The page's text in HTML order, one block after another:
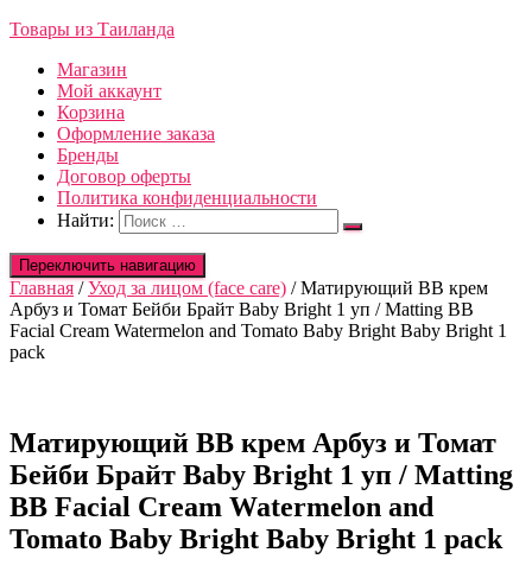
Товары из Таиланда
Магазин
Мой аккаунт
Корзина
Оформление заказа
Бренды
Договор оферты
Политика конфиденциальности
Найти:
Переключить навигацию
Главная /Уход за лицом (face care) / Матирующий ВВ крем
Арбуз и Томат Бейби Брайт Baby Bright 1 уп / Matting BB
Facial Cream Watermelon and Tomato Baby Bright Baby Bright 1
pack
Матирующий ВВ крем Арбуз и Томат
Бейби Брайт Baby Bright 1 уп / Matting
BB Facial Cream Watermelon and
Tomato Baby Bright Baby Bright 1 pack